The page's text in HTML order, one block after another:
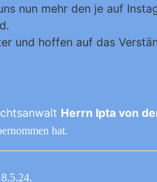
nun mehr den je auf
und hoffen auf das
Herrn Ipta von
hat.